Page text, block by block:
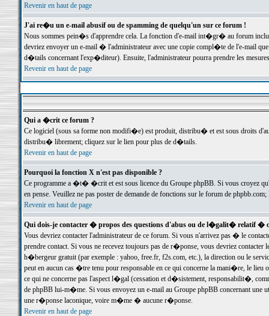
Revenir en haut de page
J'ai re�u un e-mail abusif ou de spamming de quelqu'un sur ce forum !
Nous sommes pein�s d'apprendre cela. La fonction d'e-mail int�gr� au forum inclut
devriez envoyer un e-mail � l'administrateur avec une copie compl�te de l'e-mail
d�tails concernant l'exp�diteur). Ensuite, l'administrateur pourra prendre les
Revenir en haut de page
Qui a �crit ce forum ?
Ce logiciel (sous sa forme non modifi�e) est produit, distribu� et est sous droits
distribu� librement; cliquez sur le lien pour plus de d�tails.
Revenir en haut de page
Pourquoi la fonction X n'est pas disponible ?
Ce programme a �t� �crit et est sous licence du Groupe phpBB. Si vous croyez
en pense. Veuillez ne pas poster de demande de fonctions sur le forum de
Revenir en haut de page
Qui dois-je contacter � propos des questions d'abus ou de l�galit� relatif �
Vous devriez contacter l'administrateur de ce forum. Si vous n'arrivez pas � le
prendre contact. Si vous ne recevez toujours pas de r�ponse, vous devriez
h�bergeur gratuit (par exemple : yahoo, free.fr, f2s.com, etc.), la direction ou le
peut en aucun cas �tre tenu pour responsable en ce qui concerne la mani�re, le
ce qui ne concerne pas l'aspect l�gal (cessation et d�sistement, responsabilit�,
de phpBB lui-m�me. Si vous envoyez un e-mail au Groupe phpBB concernant une
une r�ponse laconique, voire m�me � aucune r�ponse.
Revenir en haut de page